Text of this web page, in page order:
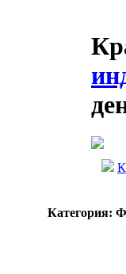
Категория: